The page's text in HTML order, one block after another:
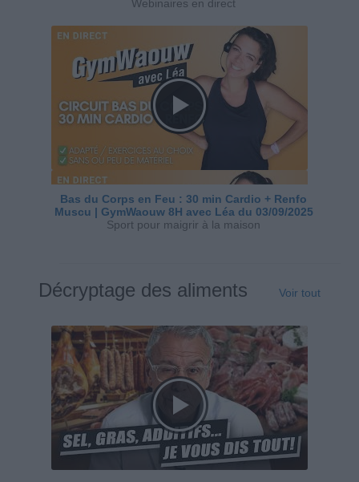
Webinaires en direct
Bas du Corps en Feu : 30 min Cardio + Renfo
Muscu | GymWaouw 8H avec Léa du 03/09/2025
Sport pour maigrir à la maison
Décryptage des aliments Voir tout